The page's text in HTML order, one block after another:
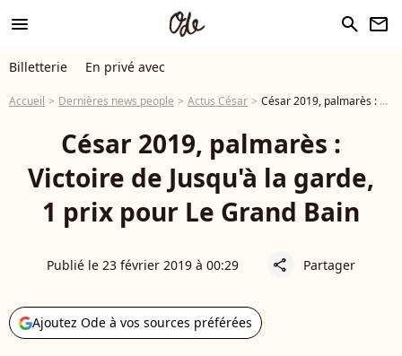
menu search newsletter
Billetterie En privé avec
Accueil Dernières news people Actus César César 2019, palmarès : Victoire de Jusqu'à la garde, 1 prix pour Le Grand Bain
César 2019, palmarès :
Victoire de Jusqu'à la garde,
1 prix pour Le Grand Bain
Publié le 23 février 2019 à 00:29 share Partager
Ajoutez Ode à vos sources préférées